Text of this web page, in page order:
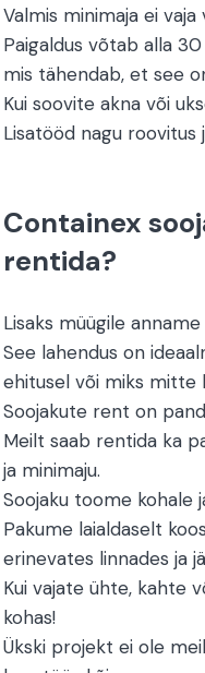
Valmis minimaja ei
Paigaldus võtab alla
mis tähendab, et see
Kui soovite akna või
Lisatööd nagu roovitus
Containex
rentida?
Lisaks müügile
See lahendus on
ehitusel või miks mitte
Soojakute rent on
Meilt saab rentida ka
ja minimaju.
Soojaku toome kohale
Pakume laialdaselt
erinevates linnades ja
Kui vajate ühte, kahte
kohas!
Ükski projekt ei ole